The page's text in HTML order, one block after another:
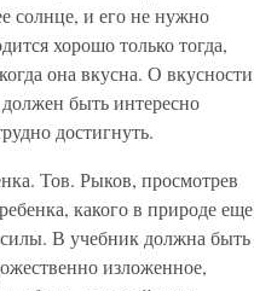
солнце, и его не нужно
хорошо только тогда,
она вкусна. О вкусности
быть интересно
достигнуть.
Тов. Рыков, просмотрев
какого в природе еще
В учебник должна быть
изложенное,